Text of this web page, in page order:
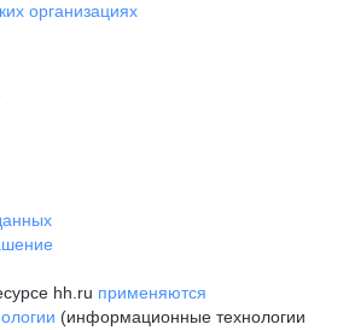
организациях
hh.ru применяются
(информационные технологии